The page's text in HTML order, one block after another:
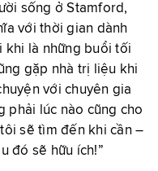
sống ở Stamford,
với thời gian dành
khi là những buổi tối
gặp nhà trị liệu khi
với chuyên gia
phải lúc nào cũng cho
sẽ tìm đến khi cần –
đó sẽ hữu ích!”